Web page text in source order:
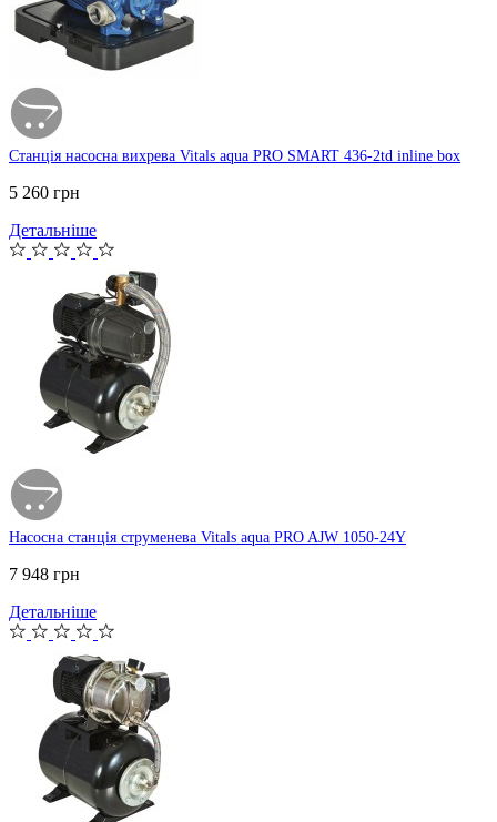
Станція насосна вихрева Vitals aqua PRO SMART 436-2td inline box
5 260 грн
Детальніше
Насосна станція струменева Vitals aqua PRO AJW 1050-24Y
7 948 грн
Детальніше